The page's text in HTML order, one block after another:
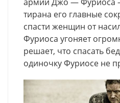
тирана его главные
спасти женщин от
Фуриоса угоняет
решает, что спасать
одиночку Фуриосе не